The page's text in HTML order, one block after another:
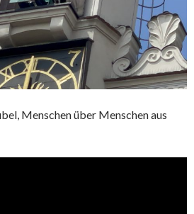
Menschen über Menschen aus